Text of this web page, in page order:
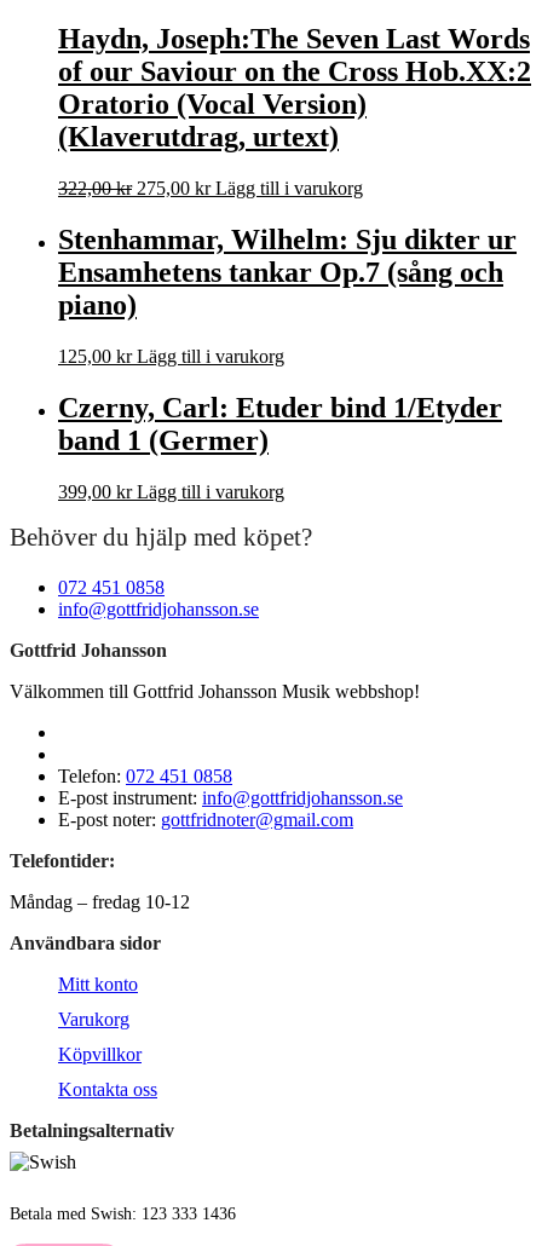
var:
330,00 kr.
är:
199,00 kr.
Haydn, Joseph:The Seven Last Words
of our Saviour on the Cross Hob.XX:2
Oratorio (Vocal Version)
(Klaverutdrag, urtext)
322,00kr Det
var:
322,00 kr.
275,00 krDet
priset
är:
275,00 kr.
Lägg till i varukorg
Stenhammar, Wilhelm: Sju dikter ur
Ensamhetens tankar Op.7 (sång och
piano)
125,00 kr Lägg till i varukorg
Czerny, Carl: Etuder bind 1/Etyder
band 1 (Germer)
399,00 kr Lägg till i varukorg
Behöver du hjälp med köpet?
072 451 0858
info@gottfridjohansson.se
Gottfrid Johansson
Välkommen till Gottfrid Johansson Musik webbshop!
Telefon: 072 451 0858
E-post instrument: info@gottfridjohansson.se
E-post noter: gottfridnoter@gmail.com
Telefontider:
Måndag – fredag 10-12
Användbara sidor
Mitt konto
Varukorg
Köpvillkor
Kontakta oss
Betalningsalternativ
Betala med Swish: 123 333 1436